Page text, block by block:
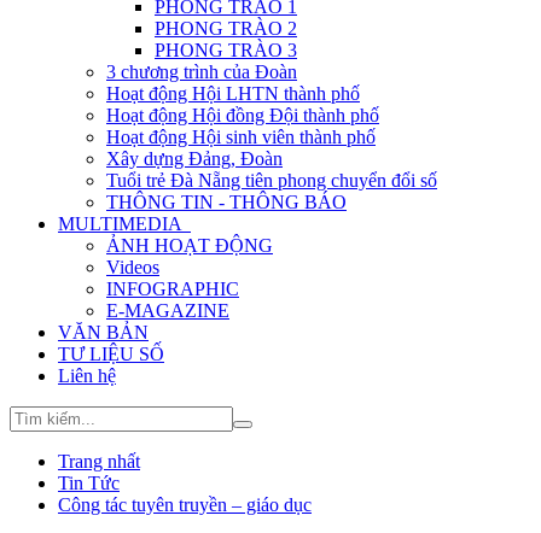
PHONG TRÀO 1
PHONG TRÀO 2
PHONG TRÀO 3
3 chương trình của Đoàn
Hoạt động Hội LHTN thành phố
Hoạt động Hội đồng Đội thành phố
Hoạt động Hội sinh viên thành phố
Xây dựng Đảng, Đoàn
Tuổi trẻ Đà Nẵng tiên phong chuyển đổi số
THÔNG TIN - THÔNG BÁO
MULTIMEDIA
ẢNH HOẠT ĐỘNG
Videos
INFOGRAPHIC
E-MAGAZINE
VĂN BẢN
TƯ LIỆU SỐ
Liên hệ
Trang nhất
Tin Tức
Công tác tuyên truyền – giáo dục